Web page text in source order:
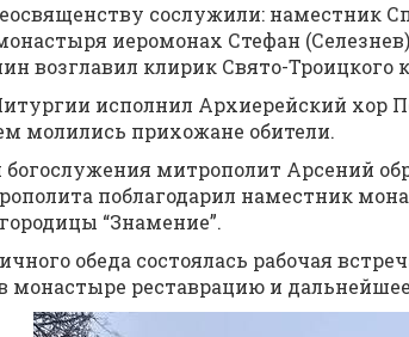
сослужили: наместник
иеромонах Стефан
возглавил клирик Свято-Троицкого
исполнил Архиерейский хор
молились прихожане обители.
митрополит Арсений
поблагодарил наместник
“Знамение”.
обеда состоялась рабочая
монастыре реставрацию и